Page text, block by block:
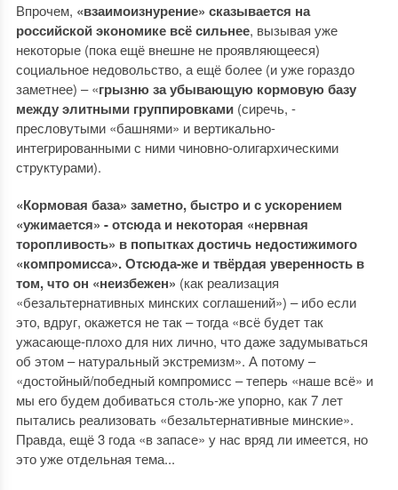
Впрочем, «взаимоизнурение» сказывается на
российской экономике всё сильнее, вызывая уже
некоторые (пока ещё внешне не проявляющееся)
социальное недовольство, а ещё более (и уже гораздо
заметнее) – «грызню за убывающую кормовую базу
между элитными группировками(сиречь, -
пресловутыми «башнями» и вертикально-
интегрированными с ними чиновно-олигархическими
структурами).
«Кормовая база» заметно, быстро и с ускорением
«ужимается» - отсюда и некоторая «нервная
торопливость» в попытках достичь недостижимого
«компромисса». Отсюда-же и твёрдая уверенность в
том, что он «неизбежен» (как реализация
«безальтернативных минских соглашений») – ибо если
это, вдруг, окажется не так – тогда «всё будет так
ужасающе-плохо для них лично, что даже задумываться
об этом – натуральный экстремизм». А потому –
«достойный/победный компромисс – теперь «наше всё» и
мы его будем добиваться столь-же упорно, как 7 лет
пытались реализовать «безальтернативные минские».
Правда, ещё 3 года «в запасе» у нас вряд ли имеется, но
это уже отдельная тема...